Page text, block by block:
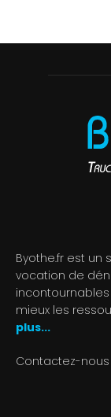
Byothe.fr est un
vocation de
mieux les
plus...
Contactez-nous